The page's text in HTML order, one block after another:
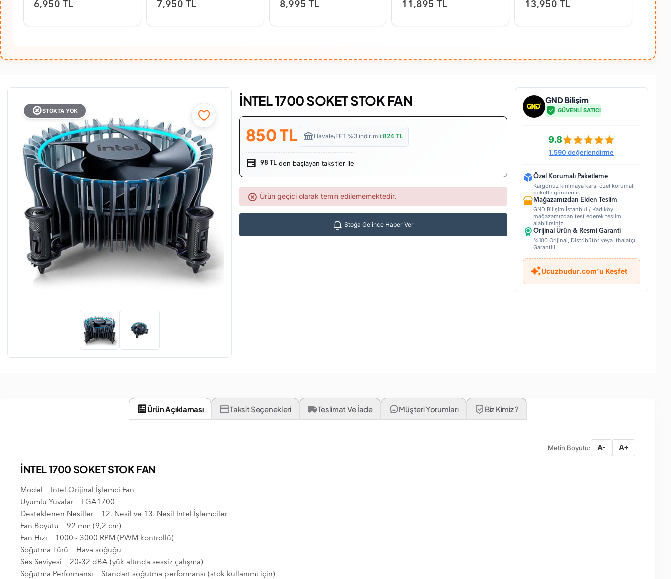
6,950 TL 7,950 TL 8,995 TL 11,895 TL 13,950 TL
STOKTA YOK
İNTEL 1700 SOKET STOK FAN
850TL Havale/EFT %3 indirimli:824 TL
98 TL den başlayan taksitler ile
Ürün geçici olarak temin edilememektedir.
Stoğa Gelince Haber Ver
GND Bilişim
GÜVENLİ SATICI
9.8
1.590 değerlendirme
Özel Korumalı Paketleme
Kargonuz kırılmaya karşı özel korumalı
paketle gönderilir.
Mağazamızdan Elden Teslim
GND Bilişim İstanbul / Kadıköy
mağazamızdan test ederek teslim
alabilirsiniz.
Orijinal Ürün & Resmi Garanti
%100 Orijinal, Distribütör veya İthalatçı
Garantili.
Ucuzbudur.com'u Keşfet
Ürün Açıklaması Taksit Seçenekleri Teslimat Ve İade Müşteri Yorumları Biz Kimiz ?
Metin Boyutu: A- A+
İNTEL 1700 SOKET STOK FAN
Model Intel Orijinal İşlemci Fan
Uyumlu Yuvalar LGA1700
Desteklenen Nesiller 12. Nesil ve 13. Nesil Intel İşlemciler
Fan Boyutu 92 mm (9,2 cm)
Fan Hızı 1000 - 3000 RPM (PWM kontrollü)
Soğutma Türü Hava soğuğu
Ses Seviyesi 20-32 dBA (yük altında sessiz çalışma)
Soğutma Performansı Standart soğutma performansı (stok kullanımı için)